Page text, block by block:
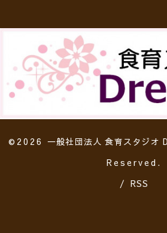
©2026 一般社団法人 食育スタジオ
Reserved.
/ RSS